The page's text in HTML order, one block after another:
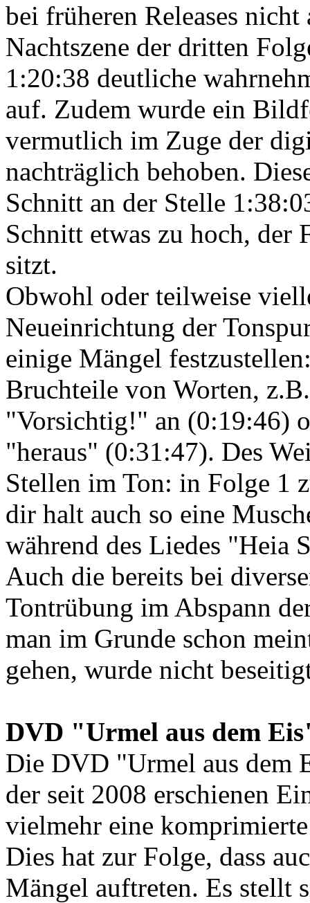
bei früheren Releases
Nachtszene der dritten
1:20:38 deutliche
auf. Zudem wurde ein
vermutlich im Zuge der
nachträglich behoben.
Schnitt an der Stelle
Schnitt etwas zu hoch, der
sitzt.
Obwohl oder teilweise
Neueinrichtung der
einige Mängel
Bruchteile von Worten,
"Vorsichtig!" an (0:19:46)
"heraus" (0:31:47). Des
Stellen im Ton: in Folge 1
dir halt auch so eine
während des Liedes "Heia
Auch die bereits bei
Tontrübung im Abspann
man im Grunde schon
gehen, wurde nicht
DVD "Urmel aus dem
Die DVD "Urmel aus dem
der seit 2008 erschienen
vielmehr eine
Dies hat zur Folge, dass
Mängel auftreten. Es stellt